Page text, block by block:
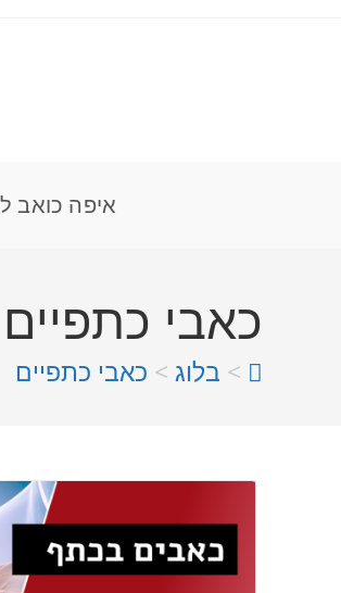
איפה כואב
כאבי כתפיים
> בלוג > כאבי כתפיים